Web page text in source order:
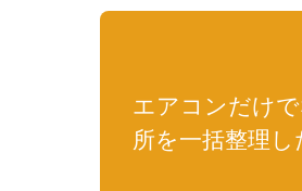
エアコンだけ
所を一括整理し